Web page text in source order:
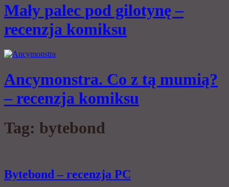
Mały palec pod gilotynę –
recenzja komiksu
Ancymonstra. Co z tą mumią?
– recenzja komiksu
Tag: bytebond
Bytebond – recenzja PC